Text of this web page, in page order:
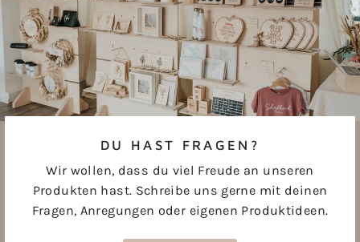
DU HAST FRAGEN?
Wir wollen, dass du viel Freude an unseren
Produkten hast. Schreibe uns gerne mit deinen
Fragen, Anregungen oder eigenen Produktideen.